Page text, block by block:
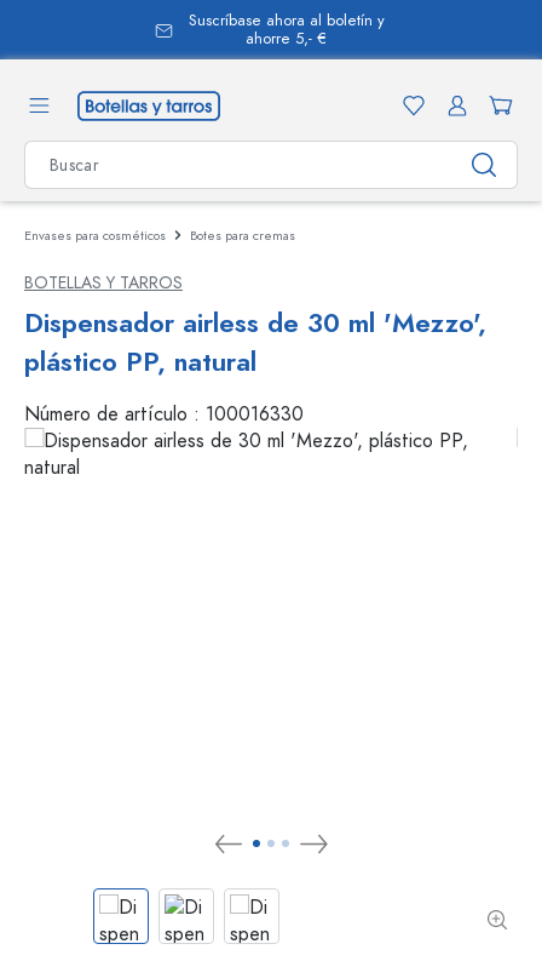
Suscríbase ahora al boletín y
ahorre 5,- €
Envases para cosméticos Botes para cremas
BOTELLAS Y TARROS
Dispensador airless de 30 ml 'Mezzo',
plástico PP, natural
Número de artículo : 100016330